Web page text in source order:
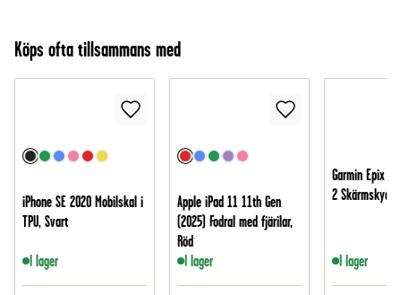
Köps ofta tillsammans med
iPhone SE 2020 Mobilskal i
TPU, Svart
I lager
Apple iPad 11 11th Gen
(2025) Fodral med fjärilar,
Röd
I lager
Garmin Epix
2 Skärmskydd
I lager